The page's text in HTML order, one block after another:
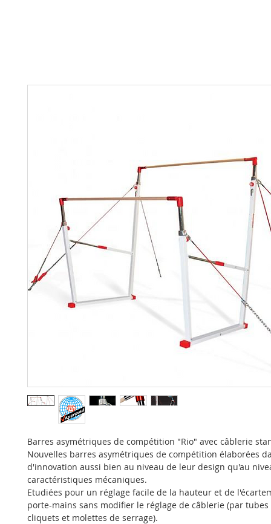
Barres asymétriques de compétition "Rio" avec câblerie
Nouvelles barres asymétriques de compétition élaborées
d'innovation aussi bien au niveau de leur design qu'au
caractéristiques mécaniques.
Etudiées pour un réglage facile de la hauteur et de
porte-mains sans modifier le réglage de câblerie (par tubes
cliquets et molettes de serrage).